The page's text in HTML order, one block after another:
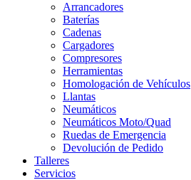
Arrancadores
Baterías
Cadenas
Cargadores
Compresores
Herramientas
Homologación de Vehículos
Llantas
Neumáticos
Neumáticos Moto/Quad
Ruedas de Emergencia
Devolución de Pedido
Talleres
Servicios